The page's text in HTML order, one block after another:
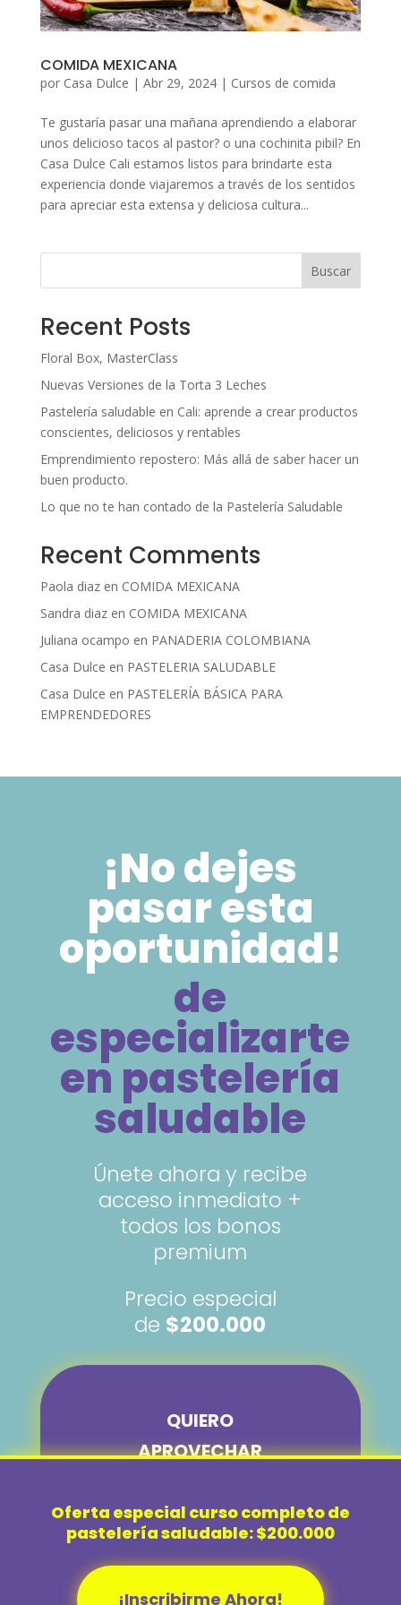
COMIDA MEXICANA
por Casa Dulce | Abr 29, 2024| Cursos de comida
Te gustaría pasar una mañana aprendiendo a elaborar
unos delicioso tacos al pastor? o una cochinita pibil? En
Casa Dulce Cali estamos listos para brindarte esta
experiencia donde viajaremos a través de los sentidos
para apreciar esta extensa y deliciosa cultura...
Buscar
Recent Posts
Floral Box, MasterClass
Nuevas Versiones de la Torta 3 Leches
Pastelería saludable en Cali: aprende a crear productos
conscientes, deliciosos y rentables
Emprendimiento repostero: Más allá de saber hacer un
buen producto.
Lo que no te han contado de la Pastelería Saludable
Recent Comments
Paola diazen COMIDA MEXICANA
Sandra diazen COMIDA MEXICANA
Juliana ocampo en PANADERIA COLOMBIANA
Casa Dulce en PASTELERIA SALUDABLE
Casa Dulce en PASTELERÍA BÁSICA PARA
EMPRENDEDORES
Oferta especial curso completo de
pastelería saludable: $200.000
¡Inscribirme Ahora!
¡No dejes
pasar esta
oportunidad!
de
especializarte
en pastelería
saludable
Únete ahora y recibe
acceso inmediato +
todos los bonos
premium
Precio especial
de $200.000
QUIERO
APROVECHAR
✅ Garantía de 7 días | 🔒 Pago
100% Seguro